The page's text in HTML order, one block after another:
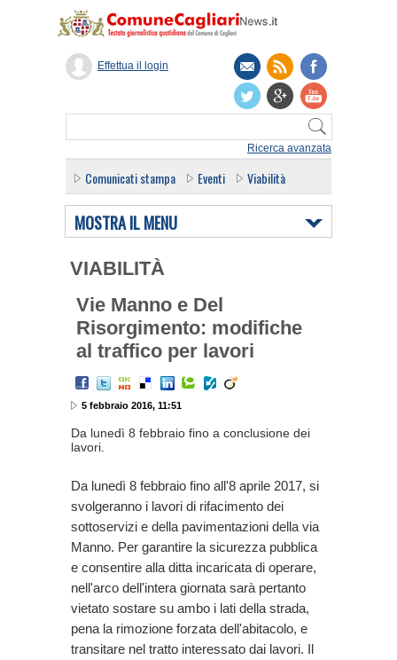
Ricerca avanzata
Effettua il login
Comunicati stampa Eventi Viabilità
MOSTRA IL MENU
VIABILITÀ
Vie Manno e Del
Risorgimento: modifiche
al traffico per lavori
5 febbraio 2016, 11:51
Da lunedì 8 febbraio fino a conclusione dei
lavori.
Da lunedì 8 febbraio fino all'8 aprile 2017, si
svolgeranno i lavori di rifacimento dei
sottoservizi e della pavimentazioni della via
Manno. Per garantire la sicurezza pubblica
e consentire alla ditta incaricata di operare,
nell'arco dell'intera giornata sarà pertanto
vietato sostare su ambo i lati della strada,
pena la rimozione forzata dell'abitacolo, e
transitare nel tratto interessato dai lavori. Il